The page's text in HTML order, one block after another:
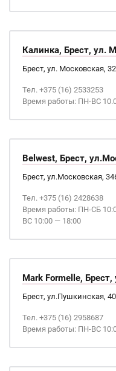
Калинка, Брест, ул.
Брест, ул. Московская,
Тел. +375 (16) 2533253
Время работы: ПН-ВС
Belwest, Брест,
Брест, ул.Московская,
Тел. +375 (16) 2428638
Время работы: ПН-СБ
ВС 10:00 — 18:00
Mark Formelle,
Брест, ул.Пушкинская,
Тел. +375 (16) 2958687
Время работы: ПН-ВС